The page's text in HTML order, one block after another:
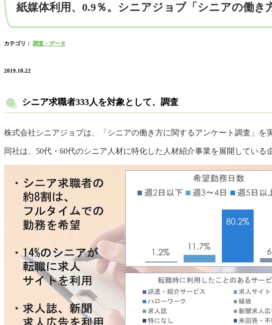
紙媒体利用、0.9％。シニアジョブ「シニアの働き
カテゴリ： 調査・データ
2019.10.22
シニア求職者333人を対象として、調査
株式会社シニアジョブは、「シニアの働き方に関するアンケート調査」を
同社は、50代・60代のシニア人材に特化した人材紹介事業を展開してい